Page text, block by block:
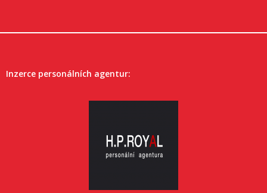
Inzerce personálních agentur: